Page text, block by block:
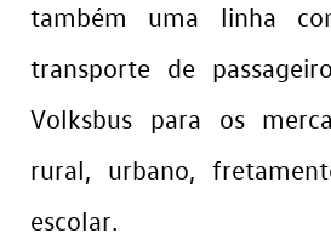
também uma linha
transporte de
Volksbus para os
rural, urbano,
escolar.